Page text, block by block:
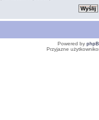
Powered by
Przyjazne